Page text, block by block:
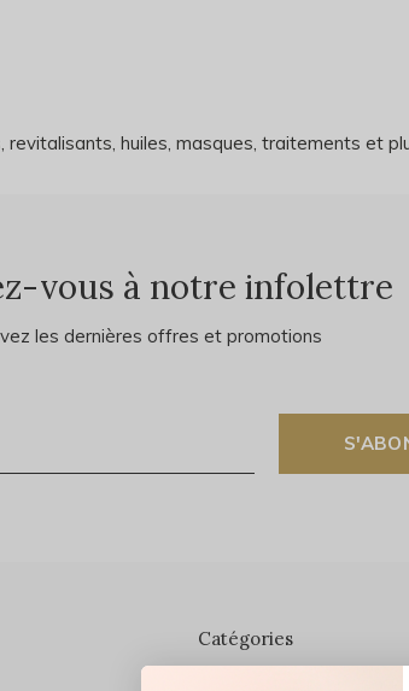
revitalisants, huiles, masques, traitements et
vous à notre infolettre
les dernières offres et promotions
Catégories